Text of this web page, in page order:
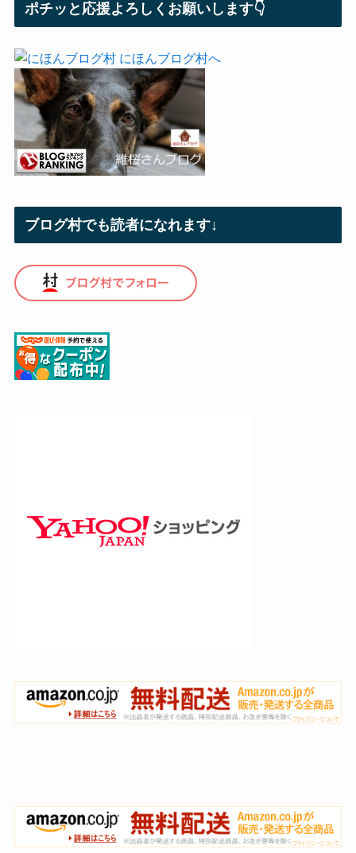
ポチッと応援よろしくお願いします👇
ブログ村でも読者になれます↓